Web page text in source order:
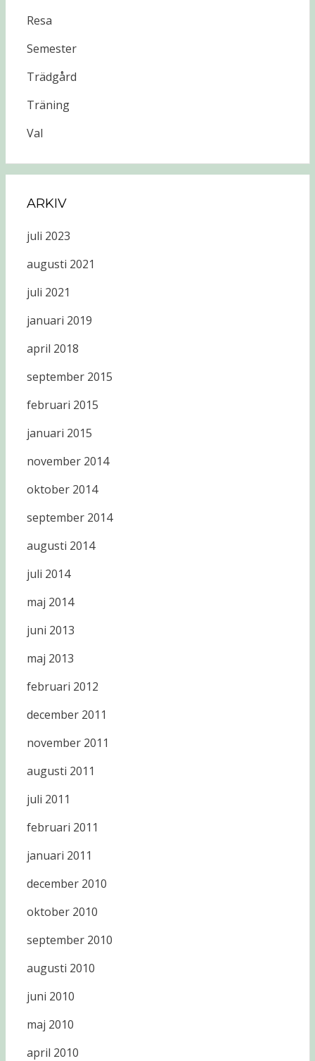
Resa
Semester
Trädgård
Träning
Val
ARKIV
juli 2023
augusti 2021
juli 2021
januari 2019
april 2018
september 2015
februari 2015
januari 2015
november 2014
oktober 2014
september 2014
augusti 2014
juli 2014
maj 2014
juni 2013
maj 2013
februari 2012
december 2011
november 2011
augusti 2011
juli 2011
februari 2011
januari 2011
december 2010
oktober 2010
september 2010
augusti 2010
juni 2010
maj 2010
april 2010